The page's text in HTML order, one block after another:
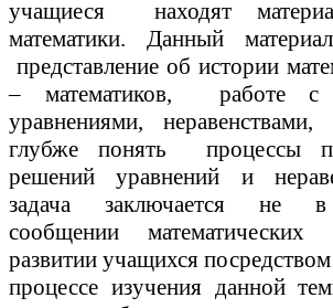
учащиеся находят
математики. Данный
представление об истории
– математиков, работе с
уравнениями, неравенствами,
глубже понять процессы
решений уравнений и
задача заключается не
сообщении
развитии учащихся
процессе изучения данной